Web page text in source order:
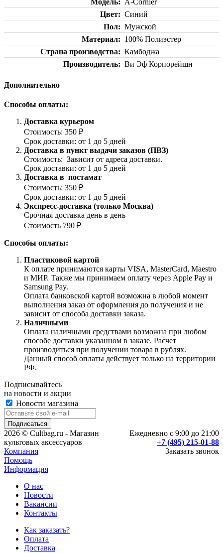
Цвет
Синий
Пол
Мужской
Материал
100% Полиэстер
Страна производства
Камбоджа
Производитель
Ви Эф Корпорейшн
Дополнительно
Способы оплаты:
Доставка курьером
Стоимость: 350 ₽
Срок доставки: от 1 до 5 дней
Доставка в пункт выдачи заказов (ПВЗ)
Стоимость: Зависит от адреса доставки.
Срок доставки: от 1 до 5 дней
Доставка в постамат
Стоимость: 350 ₽
Срок доставки: от 1 до 5 дней
Экспресс-доставка (только Москва)
Срочная доставка день в день
Стоимость 790 ₽
Способы оплаты:
Пластиковой картой
К оплате принимаются карты VISA, MasterCard, Maestro
и МИР. Также мы принимаем оплату через Apple Pay и
Samsung Pay.
Оплата банковской картой возможна в любой момент
выполнения заказ от оформления до получения и не
зависит от способа доставки заказа.
Наличными
Оплата наличными средствами возможна при любом
способе доставки указанном в заказе. Расчет
производиться при получении товара в рублях.
Данный способ оплаты действует только на территории
РФ.
Подписывайтесь
на новости и акции
Новости магазина
Ежедневно с 9:00 до 21:00
+7 (495) 215-01-88
Заказать звонок
2026 © Cultbag.ru - Магазин
культовых аксессуаров
Компания
Помощь
Информация
О нас
Новости
Вакансии
Контакты
Как заказать?
Оплата
Доставка